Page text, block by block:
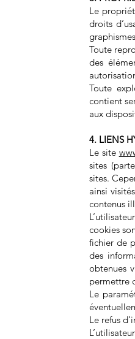
Le
droits
Toute
des
Toute
contient
aux
4. LIENS
Le site
sites
sites.
ainsi
contenus
cookies
fichier de
des
obtenues
permettre
Le
Le refus